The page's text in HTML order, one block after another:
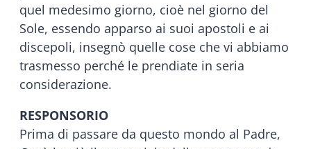
quel medesimo giorno, cioè nel giorno del
Sole, essendo apparso ai suoi apostoli e ai
discepoli, insegnò quelle cose che vi abbiamo
trasmesso perché le prendiate in seria
considerazione.
RESPONSORIO
Prima di passare da questo mondo al Padre,